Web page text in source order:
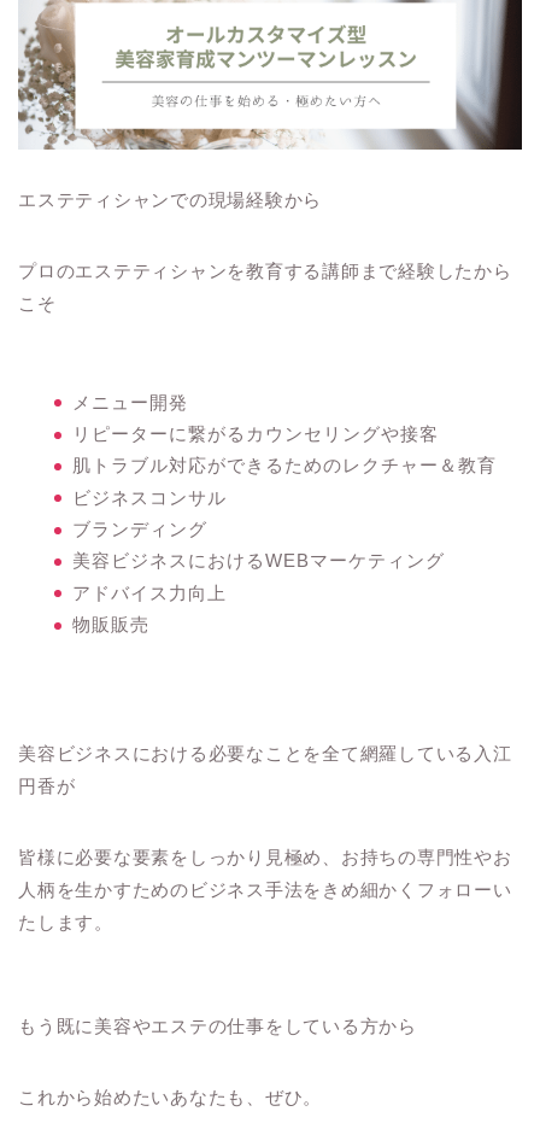
エステティシャンでの現場経験から
プロのエステティシャンを教育する講師まで経験したから
こそ
メニュー開発
リピーターに繋がるカウンセリングや接客
肌トラブル対応ができるためのレクチャー＆教育
ビジネスコンサル
ブランディング
美容ビジネスにおけるWEBマーケティング
アドバイス力向上
物販販売
美容ビジネスにおける必要なことを全て網羅している入江
円香が
皆様に必要な要素をしっかり見極め、お持ちの専門性やお
人柄を生かすためのビジネス手法をきめ細かくフォローい
たします。
もう既に美容やエステの仕事をしている方から
これから始めたいあなたも、ぜひ。